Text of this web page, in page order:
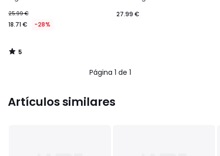
25.99 €
18.71 € -28%
5
/
27.99 €
Página 1 de 1
Artículos similares